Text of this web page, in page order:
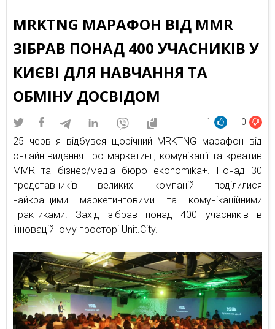
MRKTNG МАРАФОН ВІД MMR
ЗІБРАВ ПОНАД 400 УЧАСНИКІВ У
КИЄВІ ДЛЯ НАВЧАННЯ ТА
ОБМІНУ ДОСВІДОМ
1 0
25 червня відбувся щорічний MRKTNG марафон від
онлайн-видання про маркетинг, комунікації та креатив
MMR та бізнес/медіа бюро ekonomika+. Понад 30
представників великих компаній поділилися
найкращими маркетинговими та комунікаційними
практиками. Захід зібрав понад 400 учасників в
інноваційному просторі Unit.City.